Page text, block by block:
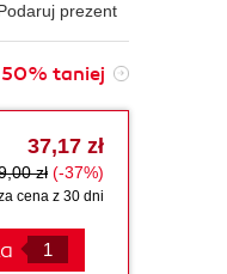
prezent
50% taniej
37,17 zł
zł (-37%)
cena z 30 dni